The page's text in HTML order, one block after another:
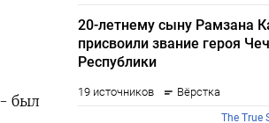
‌был